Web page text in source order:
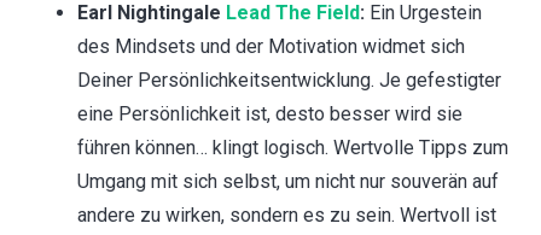
Earl Nightingale Lead The Field: Ein Urgestein
des Mindsets und der Motivation widmet sich
Deiner Persönlichkeitsentwicklung. Je gefestigter
eine Persönlichkeit ist, desto besser wird sie
führen können… klingt logisch. Wertvolle Tipps zum
Umgang mit sich selbst, um nicht nur souverän auf
andere zu wirken, sondern es zu sein. Wertvoll ist